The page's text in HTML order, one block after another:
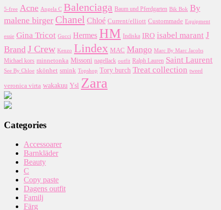
5-free Acne Angela C Balenciaga Baum und Pferdgarten Bik Bok By
malene birger Chanel Chloé Current/elliott Custommade Equipment
essie Gina Tricot Gucci Hermes HM Indiska IRO isabel marant J
Brand J Crew Kenzo Lindex MAC Mango Marc By Marc Jacobs
Michael kors minnetonka Missoni nagellack outfit Ralph Lauren Saint Laurent
See By Chloe skönhet smink Topshop Tory burch Treat collection tweed
veronica virta wakakuu Ysl Zara
Categories
Accessoarer
Barnkläder
Beauty
C
Copy paste
Dagens outfit
Familj
Färg